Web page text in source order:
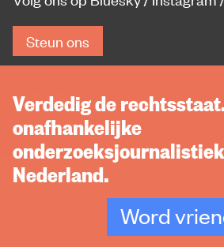
Steun ons
Verdedig de
onafhankelijke
Nederland.
Word